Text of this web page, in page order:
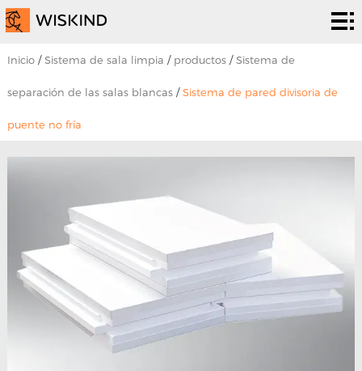
Sistema
de sala
limpia
Servicios
de la
CPE
Soluciones
soluciones
proyectos
eventos
Inicio/Sistema de sala limpia / productos/Sistema de
separación de las salas blancas/Sistema de pared divisoria de
puente no fría